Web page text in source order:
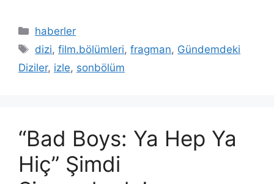
Kategoriler
haberler
Etiketler
dizi,film.bölümleri,fragman, Gündemdeki
Diziler, izle, sonbölüm
“Bad Boys: Ya Hep Ya
Hiç” Şimdi